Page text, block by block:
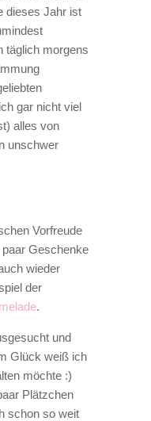
dieses Jahr ist
täglich morgens
gar nicht viel
alles von
unschwer
Vorfreude
Geschenke
wieder
der
.
und
Glück weiß ich
möchte :)
Plätzchen
schon so weit